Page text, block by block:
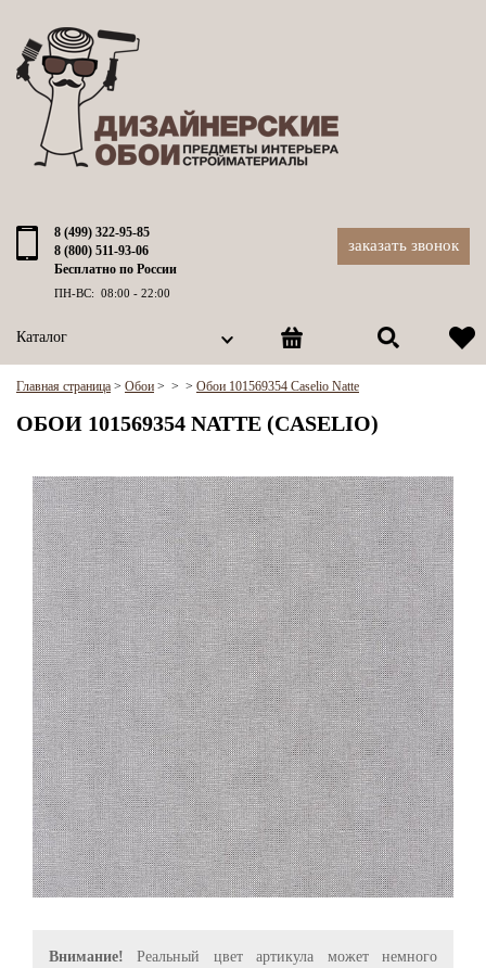
8 (499) 322-95-85
8 (800) 511-93-06
Бесплатно по России
ПН-ВС: 08:00 - 22:00
заказать звонок
Каталог
Главная страница > Обои > > > Обои 101569354 Caselio Natte
ОБОИ 101569354 NATTE (CASELIO)
Внимание! Реальный цвет артикула может немного